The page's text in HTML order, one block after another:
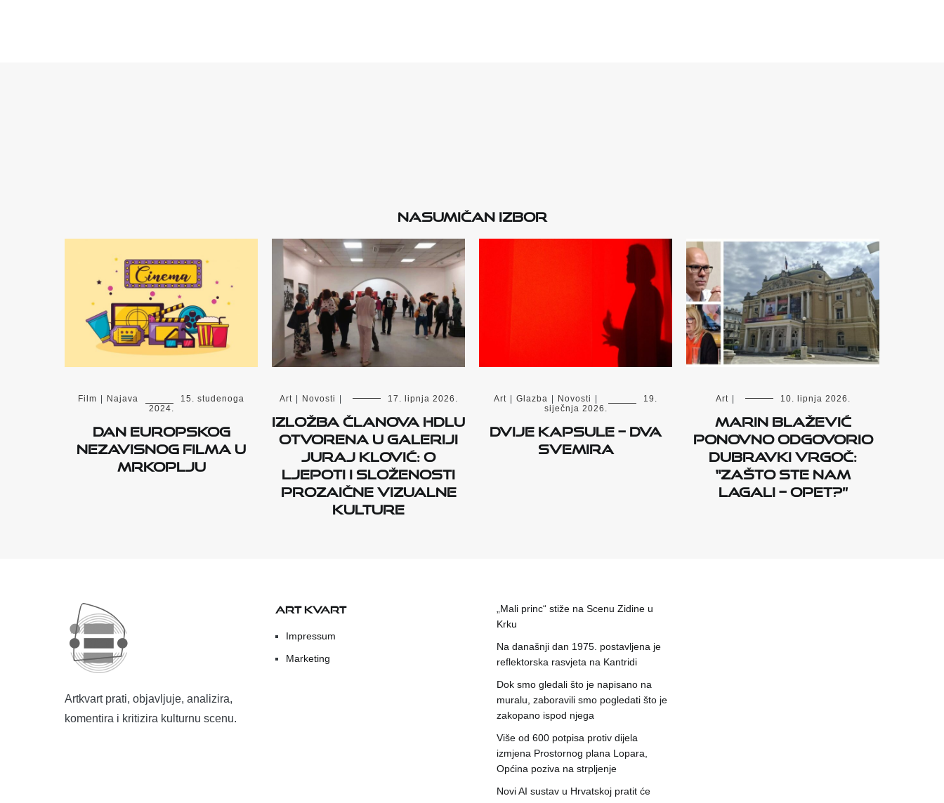
Nasumičan izbor
Film Najava
15. studenoga
2024.
Dan europskog
nezavisnog filma u
Mrkoplju
Art Novosti 17. lipnja 2026.
Izložba članova HDLU
otvorena u Galeriji
Juraj Klović: O
ljepoti i složenosti
prozaične vizualne
kulture
Art Glazba Novosti
19.
siječnja 2026.
Dvije kapsule – dva
svemira
Art 10. lipnja 2026.
Marin Blažević
ponovno odgovorio
Dubravki Vrgoč:
“Zašto ste nam
lagali – opet?”
Artkvart prati, objavljuje, analizira,
komentira i kritizira kulturnu scenu.
ART KVART
Impressum
Marketing
„Mali princ“ stiže na Scenu Zidine u
Krku
Na današnji dan 1975. postavljena je
reflektorska rasvjeta na Kantridi
Dok smo gledali što je napisano na
muralu, zaboravili smo pogledati što je
zakopano ispod njega
Više od 600 potpisa protiv dijela
izmjena Prostornog plana Lopara,
Općina poziva na strpljenje
Novi AI sustav u Hrvatskoj pratit će